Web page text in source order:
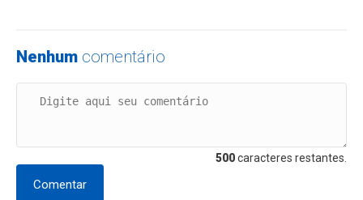
Nenhum comentário
500caracteres restantes.
Comentar